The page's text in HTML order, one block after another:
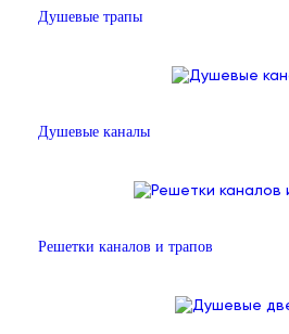
Душевые трапы
Душевые каналы
Решетки каналов и трапов